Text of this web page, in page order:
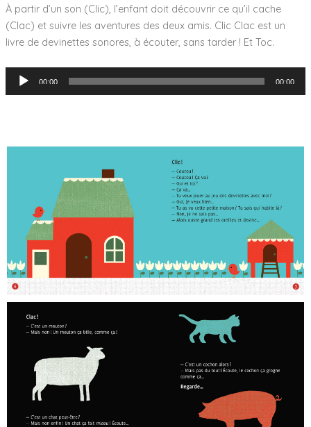
À partir d’un son (Clic), l’enfant doit découvrir ce qu’il cache
(Clac) et suivre les aventures des deux amis. Clic Clac est un
livre de devinettes sonores, à écouter, sans tarder ! Et Toc.
Lecteur 00:00 00:00